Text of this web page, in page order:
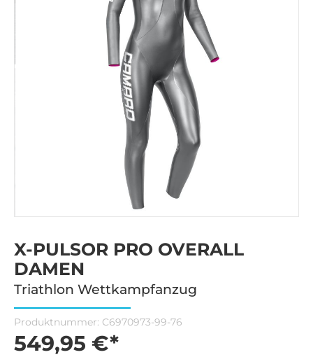
X-PULSOR PRO OVERALL
DAMEN
Triathlon Wettkampfanzug
Produktnummer: C6970973-99-76
549,95 €*